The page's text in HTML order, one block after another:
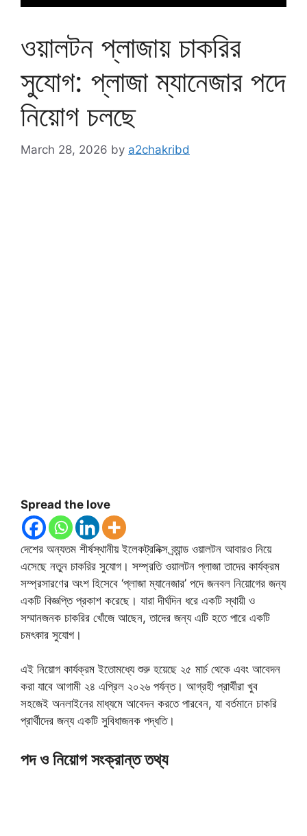
ওয়ালটন প্লাজায় চাকরির
সুযোগ: প্লাজা ম্যানেজার পদে
নিয়োগ চলছে
March 28, 2026 by a2chakribd
Spread the love
দেশের অন্যতম শীর্ষস্থানীয় ইলেকট্রনিক্স ব্র্যান্ড ওয়ালটন আবারও নিয়ে
এসেছে নতুন চাকরির সুযোগ। সম্প্রতি ওয়ালটন প্লাজা তাদের কার্যক্রম
সম্প্রসারণের অংশ হিসেবে ‘প্লাজা ম্যানেজার’ পদে জনবল নিয়োগের জন্য
একটি বিজ্ঞপ্তি প্রকাশ করেছে। যারা দীর্ঘদিন ধরে একটি স্থায়ী ও
সম্মানজনক চাকরির খোঁজে আছেন, তাদের জন্য এটি হতে পারে একটি
চমৎকার সুযোগ।
এই নিয়োগ কার্যক্রম ইতোমধ্যে শুরু হয়েছে ২৫ মার্চ থেকে এবং আবেদন
করা যাবে আগামী ২৪ এপ্রিল ২০২৬ পর্যন্ত। আগ্রহী প্রার্থীরা খুব
সহজেই অনলাইনের মাধ্যমে আবেদন করতে পারবেন, যা বর্তমানে চাকরি
প্রার্থীদের জন্য একটি সুবিধাজনক পদ্ধতি।
পদ ও নিয়োগ সংক্রান্ত তথ্য